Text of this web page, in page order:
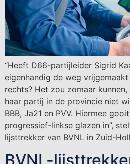
“Heeft D66-partijleider Sigrid
eigenhandig de weg
rechts? Het zou zomaar
haar partij in de provincie niet
BBB, Ja21 en PVV. Hiermee
progressief-linkse glazen in”,
lijsttrekker van BVNL in Zuid-
BVNL-